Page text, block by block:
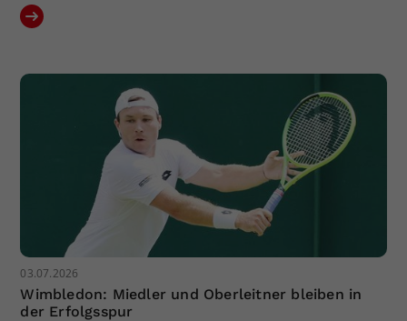
03.07.2026
Wimbledon: Miedler und Oberleitner bleiben in
der Erfolgsspur